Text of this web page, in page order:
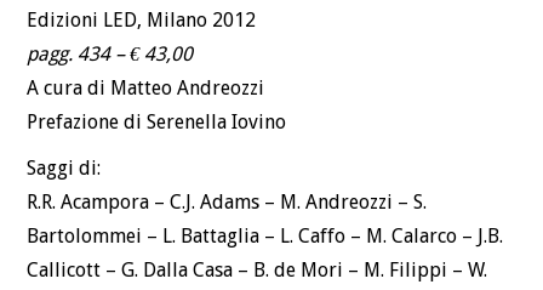
Edizioni LED, Milano 2012
pagg. 434 – € 43,00
A cura di Matteo Andreozzi
Prefazione di Serenella Iovino
Saggi di:
R.R. Acampora – C.J. Adams – M. Andreozzi – S.
Bartolommei – L. Battaglia – L. Caffo – M. Calarco – J.B.
Callicott – G. Dalla Casa – B. de Mori – M. Filippi – W.